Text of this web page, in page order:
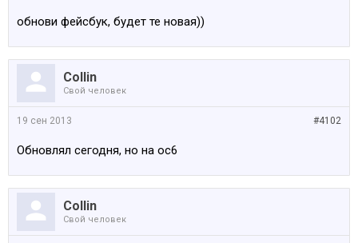
обнови фейсбук, будет те новая))
Collin
Свой человек
#4102
19 сен 2013
Обновлял сегодня, но на ос6
Collin
Свой человек